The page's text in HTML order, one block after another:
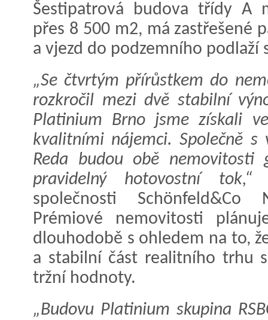
Šestipatrová budova třídy A
přes 8 500 m2, má zastřešené
a vjezd do podzemního podlaží
„Se čtvrtým přírůstkem do
rozkročil mezi dvě stabilní
Platinium Brno jsme získali
kvalitními nájemci. Společně s
Reda budou obě
pravidelný hotovostní tok,“
společnosti Schönfeld&Co
Prémiové nemovitosti
dlouhodobě s ohledem na to,
a stabilní část realitního trhu
tržní hodnoty.
„Budovu Platinium skupina